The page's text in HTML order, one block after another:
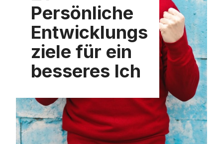
Persönliche
Entwicklungs
ziele für ein
besseres Ich